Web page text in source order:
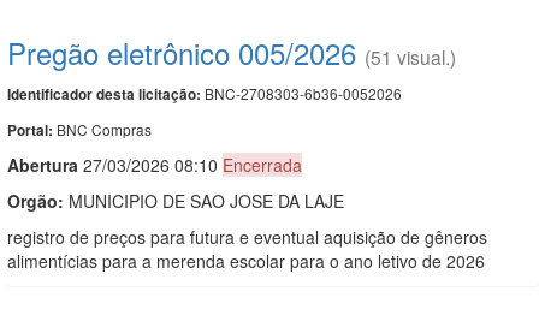
Pregão eletrônico 005/2026 (51 visual.)
Identificador desta licitação: BNC-2708303-6b36-0052026
Portal: BNC Compras
Abertura 27/03/2026 08:10 Encerrada
Orgão: MUNICIPIO DE SAO JOSE DA LAJE
registro de preços para futura e eventual aquisição de gêneros
alimentícias para a merenda escolar para o ano letivo de 2026